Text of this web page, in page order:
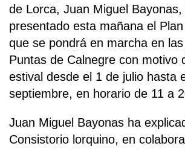
de Lorca, Juan Miguel Bayonas,
presentado esta mañana el
que se pondrá en marcha en
Puntas de Calnegre con motivo
estival desde el 1 de julio hasta
septiembre, en horario de 11 a
Juan Miguel Bayonas ha
Consistorio lorquino, en